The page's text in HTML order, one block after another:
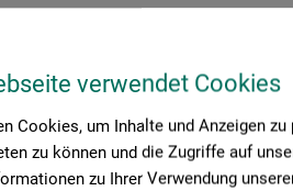
verwendet Cookies
Cookies, um Inhalte und Anzeigen
zu können und die Zugriffe auf
zu Ihrer Verwendung
JETZT PRODUKT